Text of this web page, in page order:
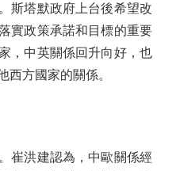
斯塔默政府上台後希望改
實政策承諾和目標的重要
，中英關係回升向好，也
西方國家的關係。
洪建認為，中歐關係經